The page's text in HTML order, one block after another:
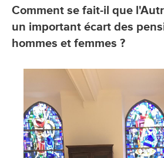
Comment se fait-il que
un important écart des
hommes et femmes ?